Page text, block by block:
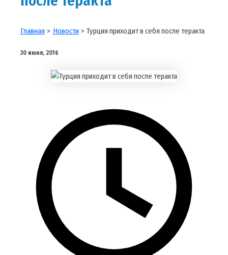
Главная Новости Турция приходит в себя после теракта
30 июня, 2016